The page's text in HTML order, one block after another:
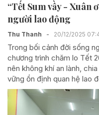
“Tết Sum vầy - Xuân
người lao động
Thu Thanh - 20/12/2025
Trong bối cảnh đời sống
chương trình chăm lo Tết
nên không khí an lành,
vững ổn định quan hệ lao